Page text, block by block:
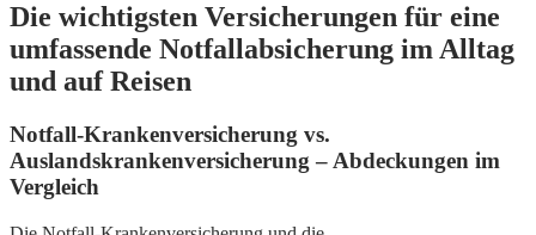
Die wichtigsten Versicherungen für eine
umfassende Notfallabsicherung im Alltag
und auf Reisen
Notfall-Krankenversicherung vs.
Auslandskrankenversicherung – Abdeckungen im
Vergleich